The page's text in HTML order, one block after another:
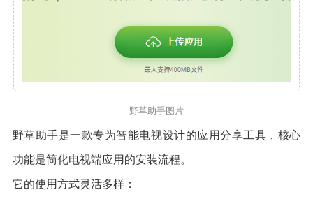
野草助手图片
野草助手是一款专为智能电视设计的应用分享工具，核心
功能是简化电视端应用的安装流程。
它的使用方式灵活多样：